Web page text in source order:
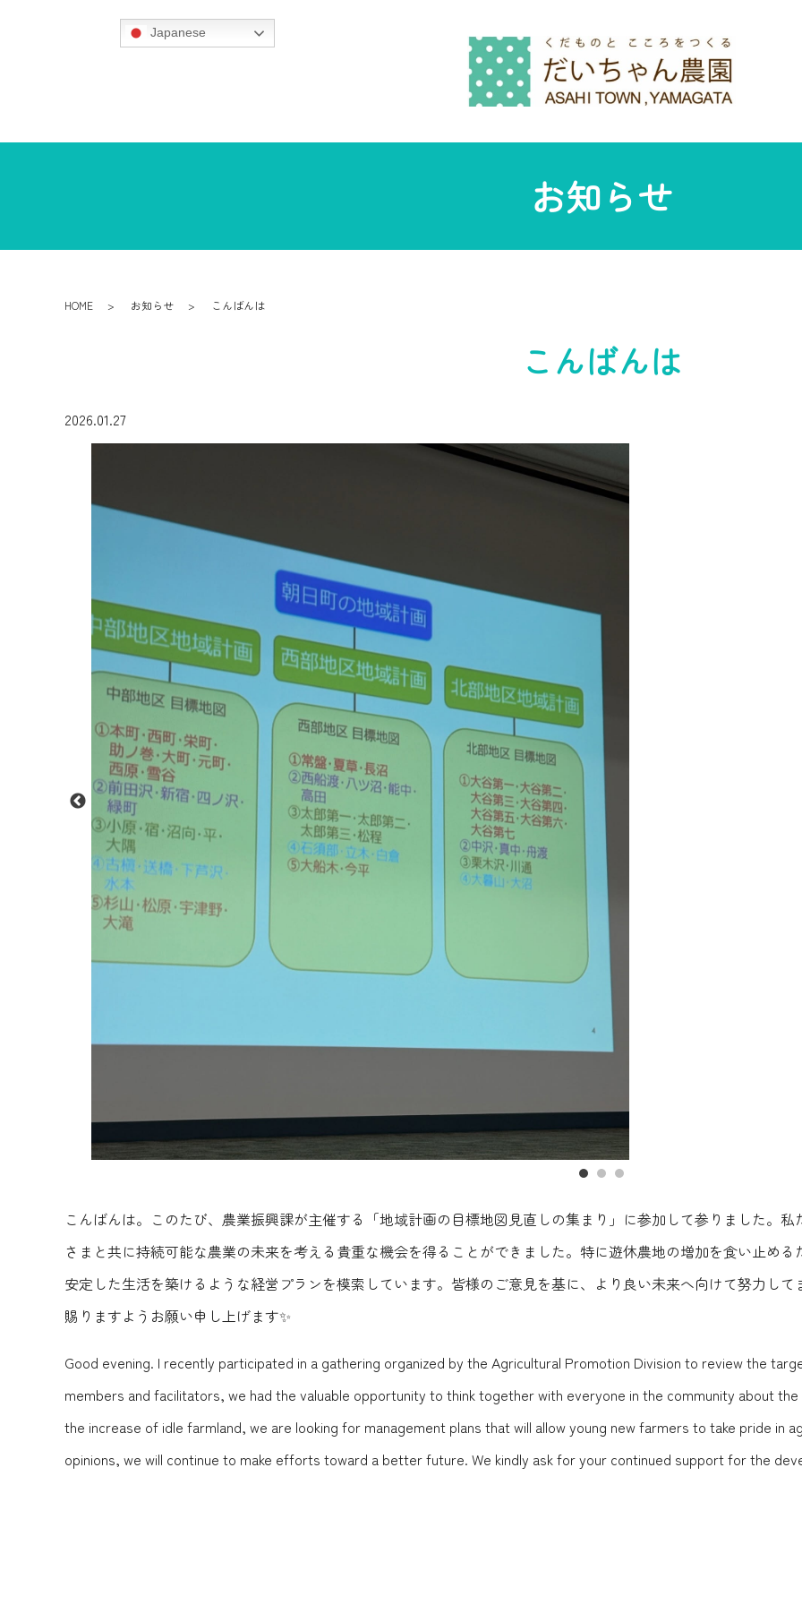
Japanese
お知らせ
HOME お知らせ こんばんは
こんばんは
2026.01.27
こんばんは。このたび、農業振興課が主催する「地域計画の目標地図見直しの集まり」に参加して参りました。
さまと共に持続可能な農業の未来を考える貴重な機会を得ることができました。特に遊休農地の増加を食い止める
安定した生活を築けるような経営プランを模索しています。皆様のご意見を基に、より良い未来へ向けて努力し
賜りますようお願い申し上げます✨
Good evening. I recently participated in a gathering organized by the Agricultural Promotion Division to review the
members and facilitators, we had the valuable opportunity to think together with everyone in the community about
the increase of idle farmland, we are looking for management plans that will allow young new farmers to take pride in
opinions, we will continue to make efforts toward a better future. We kindly ask for your continued support for the